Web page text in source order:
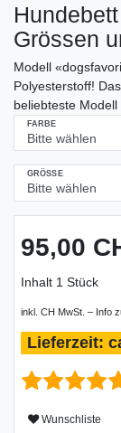
Grössen
Modell
Polyesterstoff!
beliebteste
FARBE
GRÖSSE
95,00
Inhalt 1 Stück
inkl. CH MwSt. – Info
Wunschliste